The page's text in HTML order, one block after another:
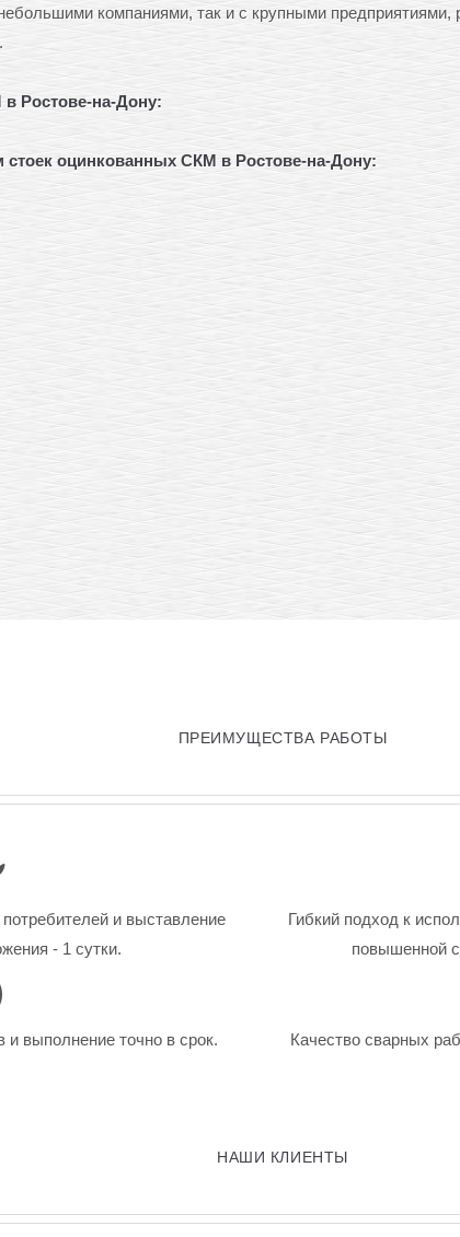
компаниями, так и с крупными предприятиями,
Ростове-на-Дону:
стоек оцинкованных СКМ в Ростове-на-Дону:
ПРЕИМУЩЕСТВА РАБОТЫ
и выставление
- 1 сутки.
Гибкий подход к
повышенной
и выполнение точно в срок.
Качество сварных
НАШИ КЛИЕНТЫ